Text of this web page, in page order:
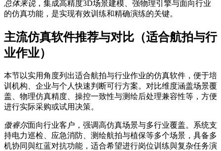
总体来说 ，集成高精度3D场景建模、强物理引擎与面向行业
的仿真功能，是实现有效训练和精确演练的关键。
主流仿真软件推荐与对比（适合航拍与行
业作业）
本节以实用角度列出适合航拍与行业作业的仿真软件，便于培
训机构、企业与个人快速判断可行方案。对比维度涵盖场景覆
盖、物理仿真精度、操控一致性与测绘后处理兼容性等，方便
进行实际采购或试用决策。
傲睿尔面向行业客户，强调高仿真场景与多行业覆盖。系统支
持电力巡检、应急消防、测绘航拍与植保等多个场景，具备多
机协同與红蓝对抗功能，适合希望进行岗位训练與复杂任务演